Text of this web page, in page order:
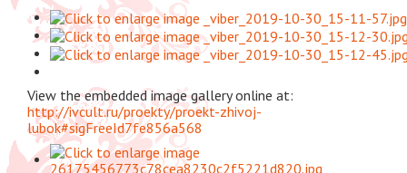
View the embedded image gallery online at:
http://ivcult.ru/proekty/proekt-zhivoj-
lubok#sigFreeId7fe856a568